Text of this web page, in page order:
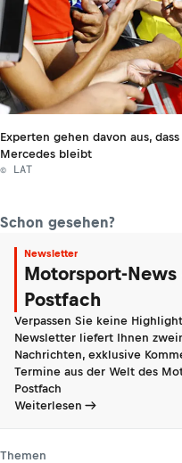
Experten gehen davon aus,
Mercedes bleibt
© LAT
Schon gesehen?
Newsletter
Motorsport-
Postfach
Verpassen Sie keine
Newsletter liefert Ihnen
Nachrichten, exklusive
Termine aus der Welt des
Postfach
Weiterlesen
Themen